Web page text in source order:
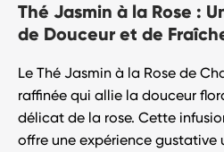
Thé Jasmin à la Rose :
de Douceur et de
Le Thé Jasmin à la Rose de
raffinée qui allie la douceur
délicat de la rose. Cette
offre une expérience gustative